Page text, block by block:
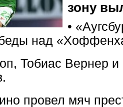
зону
•
над
Тобиас Вернер
провел мяч